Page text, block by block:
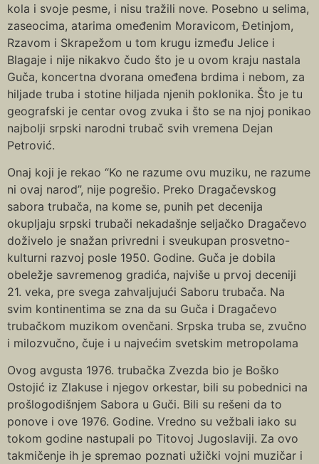
kola i svoje pesme, i nisu tražili nove. Posebno u selima,
zaseocima, atarima omeđenim Moravicom, Đetinjom,
Rzavom i Skrapežom u tom krugu između Jelice i
Blagaje i nije nikakvo čudo što je u ovom kraju nastala
Guča, koncertna dvorana omeđena brdima i nebom, za
hiljade truba i stotine hiljada njenih poklonika. Što je tu
geografski je centar ovog zvuka i što se na njoj ponikao
najbolji srpski narodni trubač svih vremena Dejan
Petrović.
Onaj koji je rekao “Ko ne razume ovu muziku, ne razume
ni ovaj narod”, nije pogrešio. Preko Dragačevskog
sabora trubača, na kome se, punih pet decenija
okupljaju srpski trubači nekadašnje seljačko Dragačevo
doživelo je snažan privredni i sveukupan prosvetno-
kulturni razvoj posle 1950. Godine. Guča je dobila
obeležje savremenog gradića, najviše u prvoj deceniji
21. veka, pre svega zahvaljujući Saboru trubača. Na
svim kontinentima se zna da su Guča i Dragačevo
trubačkom muzikom ovenčani. Srpska truba se, zvučno
i milozvučno, čuje i u najvećim svetskim metropolama
Ovog avgusta 1976. trubačka Zvezda bio je Boško
Ostojić iz Zlakuse i njegov orkestar, bili su pobednici na
prošlogodišnjem Sabora u Guči. Bili su rešeni da to
ponove i ove 1976. Godine. Vredno su vežbali iako su
tokom godine nastupali po Titovoj Jugoslaviji. Za ovo
takmičenje ih je spremao poznati užički vojni muzičar i